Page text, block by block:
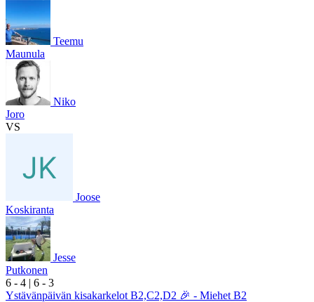
Teemu
Maunula
Niko
Joro
VS
Joose
Koskiranta
Jesse
Putkonen
6 - 4 | 6 - 3
Ystävänpäivän kisakarkelot B2,C2,D2 🎉 - Miehet B2